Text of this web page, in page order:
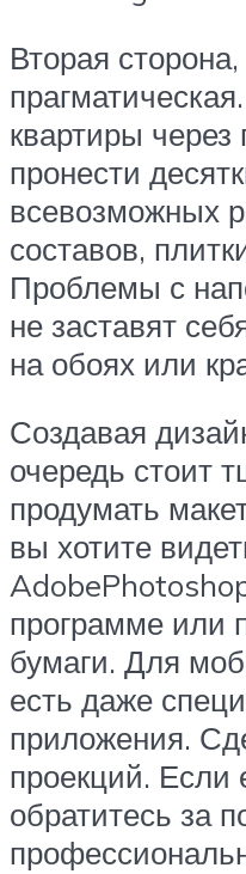
Вторая сторона,
квартиры
пронести
всевозможных
составов,
Проблемы с
не заставят
на обоях или
Создавая
очередь стоит
продумать
вы хотите
программе или
бумаги. Для
есть даже
приложения.
проекций. Если
обратитесь за